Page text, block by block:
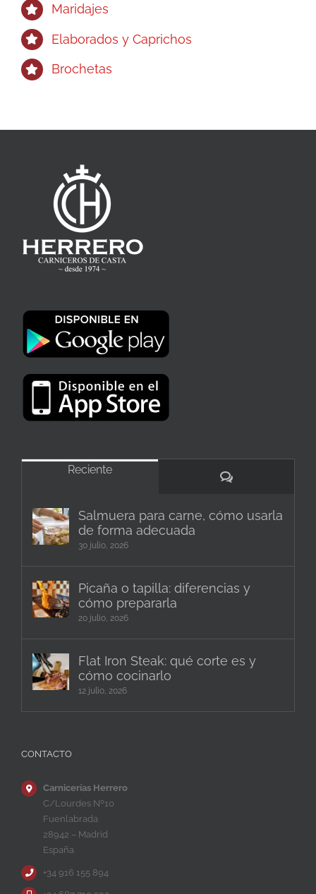
Maridajes
Elaborados y Caprichos
Brochetas
Reciente
Comentarios
Salmuera para carne, cómo usarla
de forma adecuada
30 julio, 2026
Picaña o tapilla: diferencias y
cómo prepararla
20 julio, 2026
Flat Iron Steak: qué corte es y
cómo cocinarlo
12 julio, 2026
CONTACTO
Carnicerías Herrero
C/Lourdes Nº10
Fuenlabrada
28942 – Madrid
España
+34 916 155 894